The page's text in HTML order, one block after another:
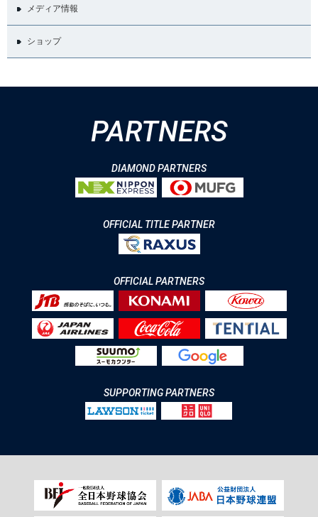
メディア情報
ショップ
PARTNERS
DIAMOND PARTNERS
OFFICIAL TITLE PARTNER
OFFICIAL PARTNERS
SUPPORTING PARTNERS